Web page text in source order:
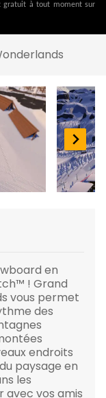
gratuit à tout moment sur
en
! Grand
vous permet
des
endroits
paysage en
les
avec vos amis